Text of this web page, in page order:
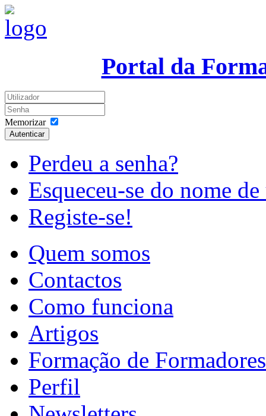
Portal da
Memorizar
Autenticar
Perdeu a senha?
Esqueceu-se do nome
Registe-se!
Quem somos
Contactos
Como funciona
Artigos
Formação de Formadores
Perfil